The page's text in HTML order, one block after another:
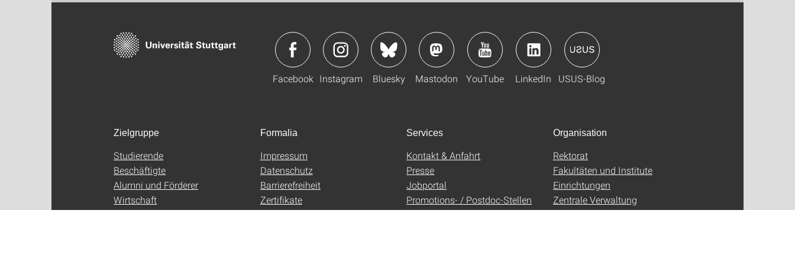
Facebook Instagram Bluesky Mastodon YouTube LinkedIn USUS-Blog
Zielgruppe
Studierende
Beschäftigte
Alumni und Förderer
Wirtschaft
Formalia
Impressum
Datenschutz
Barrierefreiheit
Zertifikate
Services
Kontakt & Anfahrt
Presse
Jobportal
Promotions- / Postdoc-Stellen
Organisation
Rektorat
Fakultäten und Institute
Einrichtungen
Zentrale Verwaltung